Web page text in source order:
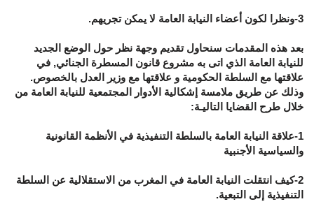
3-ونظرا لكون أعضاء النيابة العامة لا يمكن تجريهم.
بعد هذه المقدمات سنحاول تقديم وجهة نظر حول الوضع الجديد
للنيابة العامة الذي اتى به مشروع قانون المسطرة الجنائي, في
علاقتها مع السلطة الحكومية و علاقتها مع وزير العدل بالخصوص.
وذلك عن طريق ملامسة إشكالية الأدوار المجتمعية للنيابة العامة من
خلال طرح القضايا التاليـة:
1-علاقة النيابة العامة بالسلطة التنفيذية في الأنظمة القانونية
والسياسية الأجنبية
2-كيف انتقلت النيابة العامة في المغرب من الاستقلالية عن السلطة
التنفيذية إلى التبعية.